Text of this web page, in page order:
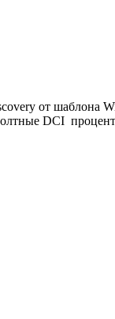
от шаблона
DCI